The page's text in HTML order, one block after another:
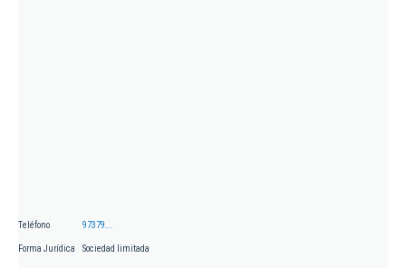
Teléfono 97379...
Forma Jurídica Sociedad limitada